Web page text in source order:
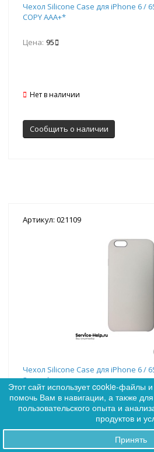
Чехол Silicone Case для iPhone 6 /
COPY AAA+*
Цена: 95
Нет в наличии
Сообщить о наличии
Артикул: 021109
Чехол Silicone Case для iPhone 6 /
Завод*
Цена: 153
Этот сайт использует cookie-файлы
помочь Вам в навигации, а также
пользовательского опыта и
продуктов и
Принять